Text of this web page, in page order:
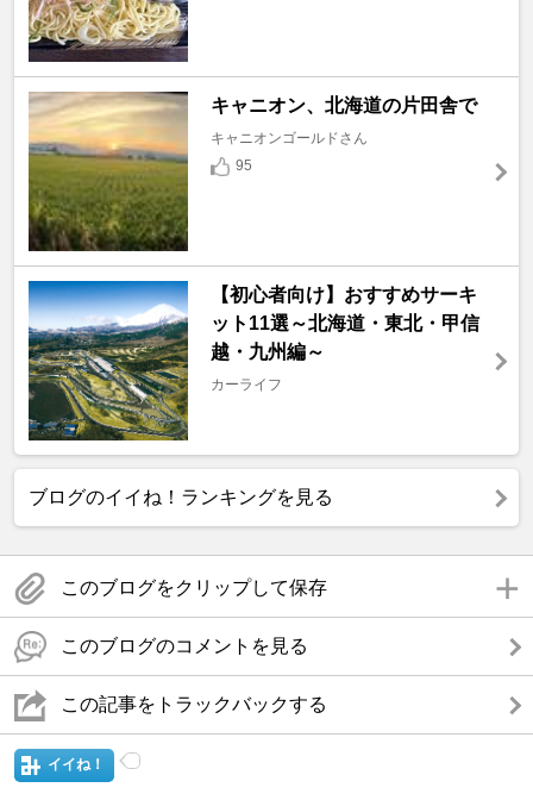
キャニオン、北海道の片田舎で
キャニオンゴールドさん
95
【初心者向け】おすすめサーキ
ット11選～北海道・東北・甲信
越・九州編～
カーライフ
ブログのイイね！ランキングを見る
このブログをクリップして保存
このブログのコメントを見る
この記事をトラックバックする
イイね！